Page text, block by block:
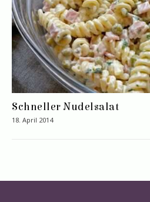
Schneller Nudelsalat
18. April 2014